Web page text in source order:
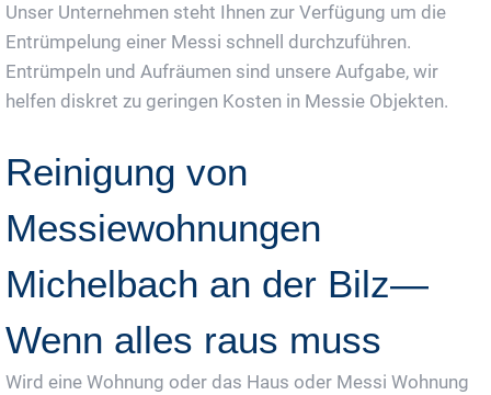
Unser Unternehmen steht Ihnen zur Verfügung um die
Entrümpelung einer Messi schnell durchzuführen.
Entrümpeln und Aufräumen sind unsere Aufgabe, wir
helfen diskret zu geringen Kosten in Messie Objekten.
Reinigung von
Messiewohnungen
Michelbach an der Bilz—
Wenn alles raus muss
Wird eine Wohnung oder das Haus oder Messi Wohnung